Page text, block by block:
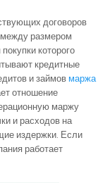
договоров
размером
которого
кредитные
и займов маржа
отношение
маржу
и расходов на
издержки. Если
работает